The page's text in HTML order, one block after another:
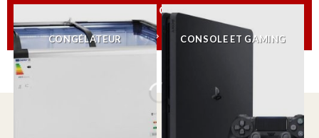
TOUTES LES CATÉGORIES
CONGÉLATEUR CONSOLE ET GAMING